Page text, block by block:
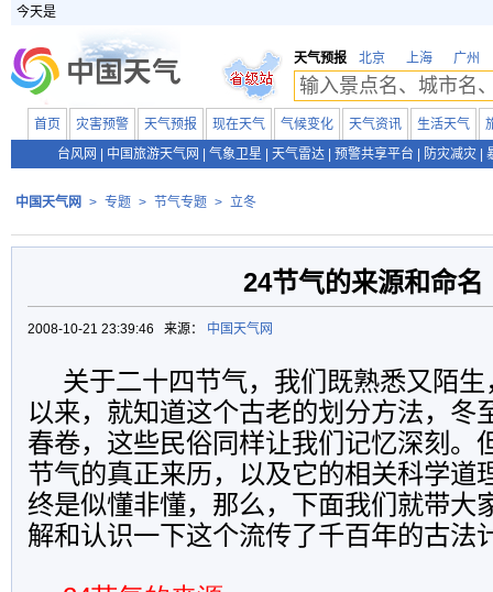
今天是
天气预报 北京 上海 广州
首页 灾害预警 天气预报 现在天气 气候变化 天气资讯 生活天气
台风网
中国旅游天气网 气象卫星 天气雷达 预警共享平台 防灾减灾
中国天气网 > 专题 > 节气专题 > 立冬
24节气的来源和命名
2008-10-21 23:39:46 来源： 中国天气网
关于二十四节气，我们既熟悉又陌
以来，就知道这个古老的划分方法，冬
春卷，这些民俗同样让我们记忆深刻。
节气的真正来历，以及它的相关科学道
终是似懂非懂，那么，下面我们就带大
解和认识一下这个流传了千百年的古法